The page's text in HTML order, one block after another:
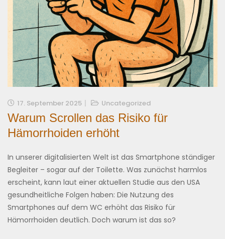
17. September 2025 Uncategorized
Warum Scrollen das Risiko für
Hämorrhoiden erhöht
In unserer digitalisierten Welt ist das Smartphone ständiger
Begleiter – sogar auf der Toilette. Was zunächst harmlos
erscheint, kann laut einer aktuellen Studie aus den USA
gesundheitliche Folgen haben: Die Nutzung des
Smartphones auf dem WC erhöht das Risiko für
Hämorrhoiden deutlich. Doch warum ist das so?